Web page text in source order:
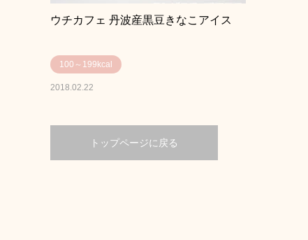
ウチカフェ 丹波産黒豆きなこアイス
100～199kcal
2018.02.22
トップページに戻る